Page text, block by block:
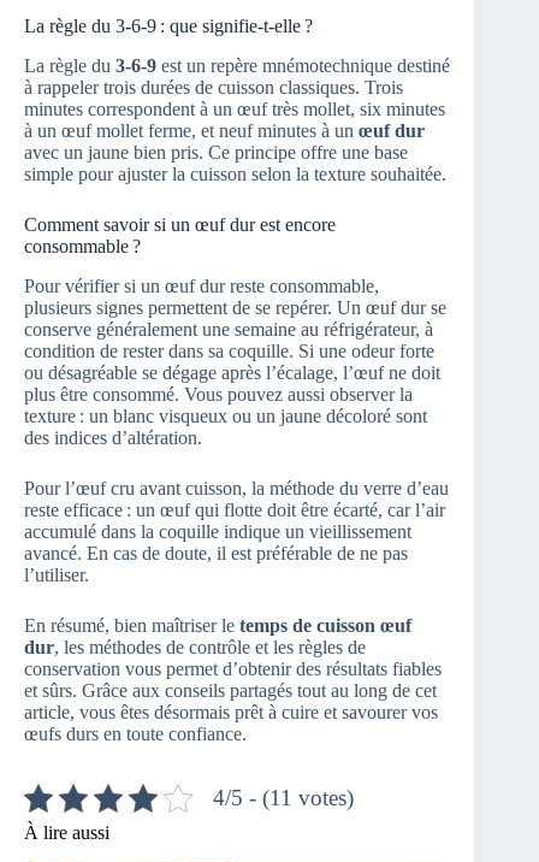
La règle du 3-6-9 : que signifie-t-elle ?
La règle du 3-6-9 est un repère mnémotechnique destiné
à rappeler trois durées de cuisson classiques. Trois
minutes correspondent à un œuf très mollet, six minutes
à un œuf mollet ferme, et neuf minutes à un œuf dur
avec un jaune bien pris. Ce principe offre une base
simple pour ajuster la cuisson selon la texture souhaitée.
Comment savoir si un œuf dur est encore
consommable ?
Pour vérifier si un œuf dur reste consommable,
plusieurs signes permettent de se repérer. Un œuf dur se
conserve généralement une semaine au réfrigérateur, à
condition de rester dans sa coquille. Si une odeur forte
ou désagréable se dégage après l’écalage, l’œuf ne doit
plus être consommé. Vous pouvez aussi observer la
texture : un blanc visqueux ou un jaune décoloré sont
des indices d’altération.
Pour l’œuf cru avant cuisson, la méthode du verre d’eau
reste efficace : un œuf qui flotte doit être écarté, car l’air
accumulé dans la coquille indique un vieillissement
avancé. En cas de doute, il est préférable de ne pas
l’utiliser.
En résumé, bien maîtriser le temps de cuisson œuf
dur, les méthodes de contrôle et les règles de
conservation vous permet d’obtenir des résultats fiables
et sûrs. Grâce aux conseils partagés tout au long de cet
article, vous êtes désormais prêt à cuire et savourer vos
œufs durs en toute confiance.
4/5 - (11 votes)
À lire aussi